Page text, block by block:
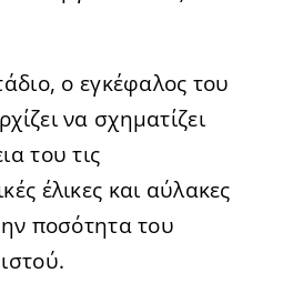
ο εγκέφαλος του
να σχηματίζει
του τις
έλικες και αύλακες
ποσότητα του